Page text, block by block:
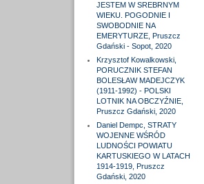
JESTEM W SREBRNYM
WIEKU. POGODNIE I
SWOBODNIE NA
EMERYTURZE, Pruszcz
Gdański - Sopot, 2020
Krzysztof Kowalkowski,
PORUCZNIK STEFAN
BOLESŁAW MADEJCZYK
(1911-1992) - POLSKI
LOTNIK NA OBCZYŹNIE,
Pruszcz Gdański, 2020
Daniel Dempc, STRATY
WOJENNE WŚRÓD
LUDNOŚCI POWIATU
KARTUSKIEGO W LATACH
1914-1919, Pruszcz
Gdański, 2020